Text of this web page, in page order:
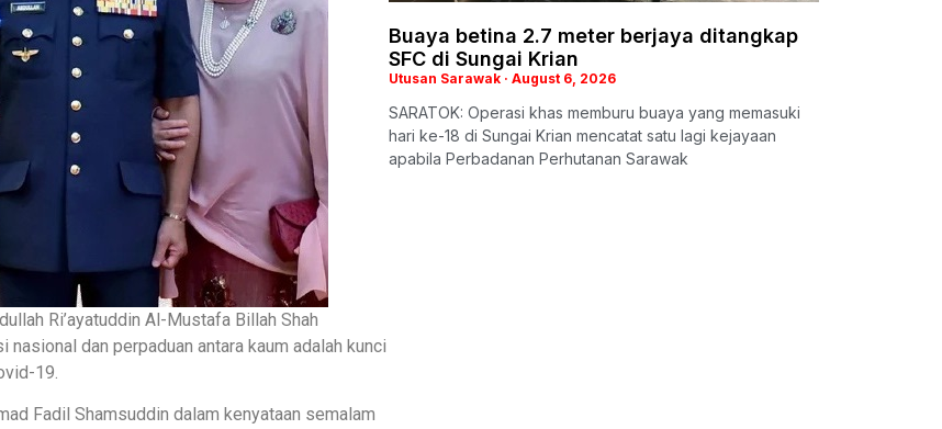
Ri’ayatuddin Al-Mustafa Billah Shah
dan perpaduan antara kaum adalah kunci
19.
Fadil Shamsuddin dalam kenyataan semalam
Buaya betina 2.7 meter berjaya ditangkap
SFC di Sungai Krian
Utusan Sarawak August 6, 2026
SARATOK: Operasi khas memburu buaya yang memasuki
hari ke-18 di Sungai Krian mencatat satu lagi kejayaan
apabila Perbadanan Perhutanan Sarawak